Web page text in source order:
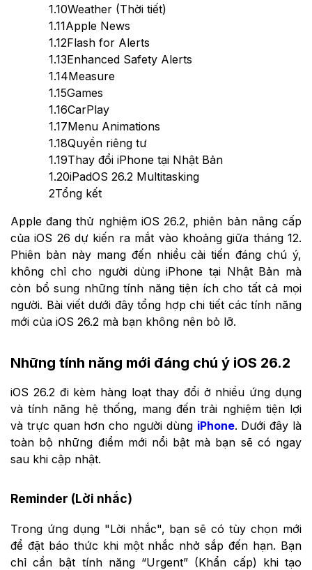
1.10Weather (Thời tiết)
1.11Apple News
1.12Flash for Alerts
1.13Enhanced Safety Alerts
1.14Measure
1.15Games
1.16CarPlay
1.17Menu Animations
1.18Quyền riêng tư
1.19Thay đổi iPhone tại Nhật Bản
1.20iPadOS 26.2 Multitasking
2Tổng kết
Apple đang thử nghiệm iOS 26.2, phiên bản nâng cấp
của iOS 26 dự kiến ra mắt vào khoảng giữa tháng 12.
Phiên bản này mang đến nhiều cải tiến đáng chú ý,
không chỉ cho người dùng iPhone tại Nhật Bản mà
còn bổ sung những tính năng tiện ích cho tất cả mọi
người. Bài viết dưới đây tổng hợp chi tiết các tính năng
mới của iOS 26.2 mà bạn không nên bỏ lỡ.
Những tính năng mới đáng chú ý iOS 26.2
iOS 26.2 đi kèm hàng loạt thay đổi ở nhiều ứng dụng
và tính năng hệ thống, mang đến trải nghiệm tiện lợi
và trực quan hơn cho người dùng iPhone. Dưới đây là
toàn bộ những điểm mới nổi bật mà bạn sẽ có ngay
sau khi cập nhật.
Reminder (Lời nhắc)
Trong ứng dụng "Lời nhắc", bạn sẽ có tùy chọn mới
để đặt báo thức khi một nhắc nhở sắp đến hạn. Bạn
chỉ cần bật tính năng “Urgent” (Khẩn cấp) khi tạo